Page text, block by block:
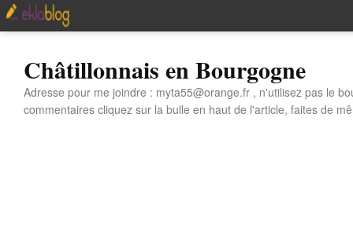
Châtillonnais en Bourgogne
Adresse pour me joindre : myta55@orange.fr , n'utilisez pas le
commentaires cliquez sur la bulle en haut de l'article, faites de